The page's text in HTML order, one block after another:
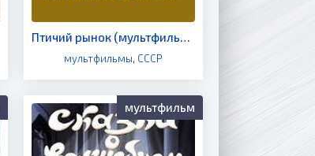
Птичий рынок (мультфильм 1974)
мультфильмы, СССР
мультфильм